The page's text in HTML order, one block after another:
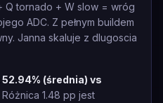
Q tornado + W slow = wróg
ADC. Z pełnym buildem
Janna skaluje z dlugoscia
(średnia) vs
Różnica 1.48 pp jest